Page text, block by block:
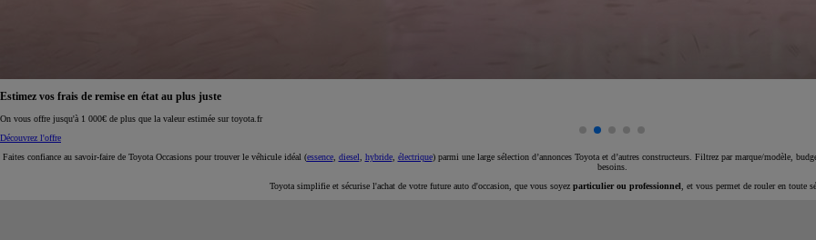
Estimez vos frais de remise en état au plus juste
On vous offre jusqu'à 1 000€ de plus que la valeur estimée sur toyota.fr
Découvrez l'offre
Faites confiance au savoir-faire de Toyota Occasions pour trouver le véhicule idéal (essence, diesel hybride, électrique) parmi une large sélection d’annonces Toyota et d’autres constructeurs. Filtrez par marque/modèle,
besoins.
Toyota simplifie et sécurise l'achat de votre future auto d'occasion, que vous soyez particulier ou professionnel , et vous permet de rouler en toute